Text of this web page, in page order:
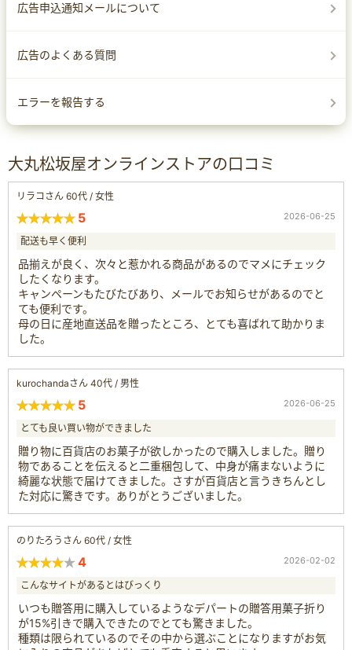
広告申込通知メールについて
広告のよくある質問
エラーを報告する
大丸松坂屋オンラインストアの口コミ
リラコさん 60代 / 女性
5 2026-06-25
配送も早く便利
品揃えが良く、次々と惹かれる商品があるのでマメにチェック
したくなります。
キャンペーンもたびたびあり、メールでお知らせがあるのでと
ても便利です。
母の日に産地直送品を贈ったところ、とても喜ばれて助かりま
した。
kurochandaさん 40代 / 男性
5 2026-06-25
とても良い買い物ができました
贈り物に百貨店のお菓子が欲しかったので購入しました。贈り
物であることを伝えると二重梱包して、中身が痛まないように
綺麗な状態で届けてきました。さすが百貨店と言うきちんとし
た対応に驚きです。ありがとうございました。
のりたろうさん 60代 / 女性
4 2026-02-02
こんなサイトがあるとはびっくり
いつも贈答用に購入しているようなデパートの贈答用菓子折り
が15%引きで購入できたのでとても驚きました。
種類は限られているのでその中から選ぶことになりますがお気